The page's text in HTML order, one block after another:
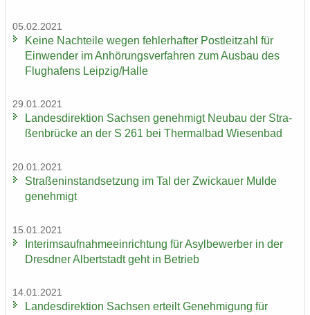
05.02.2021
Keine Nach­tei­le wegen feh­ler­haf­ter Post­leit­zahl für
Ein­wen­der im An­hö­rungs­ver­fah­ren zum Aus­bau des
Flug­ha­fens Leip­zig/Halle
29.01.2021
Lan­des­di­rek­ti­on Sach­sen ge­neh­migt Neu­bau der Stra­
ßen­brü­cke an der S 261 bei Ther­mal­bad Wie­sen­bad
20.01.2021
Stra­ßen­in­stand­set­zung im Tal der Zwi­ckau­er Mulde
ge­neh­migt
15.01.2021
In­te­rims­auf­nah­me­ein­rich­tung für Asyl­be­wer­ber in der
Dresd­ner Al­bert­stadt geht in Be­trieb
14.01.2021
Lan­des­di­rek­ti­on Sach­sen er­teilt Ge­neh­mi­gung für